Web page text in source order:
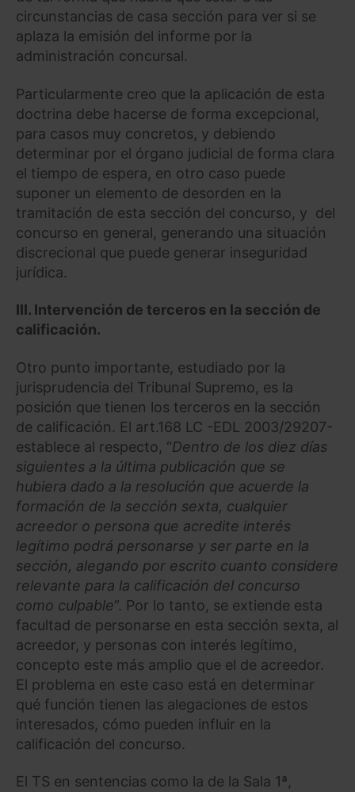
circunstancias de casa sección para ver si se
aplaza la emisión del informe por la
administración concursal.
Particularmente creo que la aplicación de esta
doctrina debe hacerse de forma excepcional,
para casos muy concretos, y debiendo
determinar por el órgano judicial de forma clara
el tiempo de espera, en otro caso puede
suponer un elemento de desorden en la
tramitación de esta sección del concurso, y del
concurso en general, generando una situación
discrecional que puede generar inseguridad
jurídica.
III. Intervención de terceros en la sección de
calificación.
Otro punto importante, estudiado por la
jurisprudencia del Tribunal Supremo, es la
posición que tienen los terceros en la sección
de calificación. El art.168 LC -EDL 2003/29207-
establece al respecto, “Dentro de los diez días
siguientes a la última publicación que se
hubiera dado a la resolución que acuerde la
formación de la sección sexta, cualquier
acreedor o persona que acredite interés
legítimo podrá personarse y ser parte en la
sección, alegando por escrito cuanto considere
relevante para la calificación del concurso
como culpable”. Por lo tanto, se extiende esta
facultad de personarse en esta sección sexta, al
acreedor, y personas con interés legítimo,
concepto este más amplio que el de acreedor.
El problema en este caso está en determinar
qué función tienen las alegaciones de estos
interesados, cómo pueden influir en la
calificación del concurso.
El TS en sentencias como la de la Sala 1ª,